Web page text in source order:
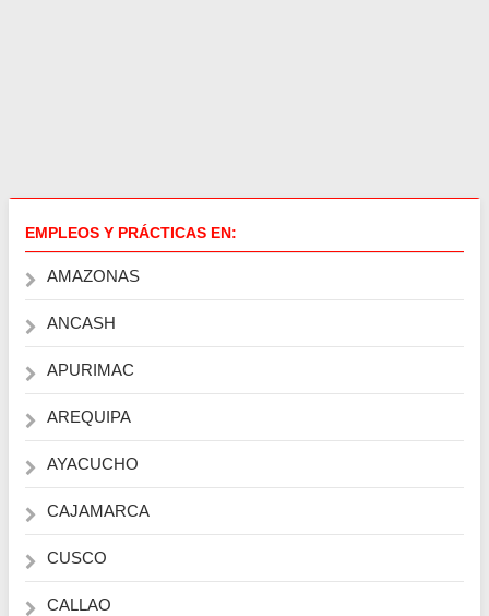
EMPLEOS Y PRÁCTICAS EN:
AMAZONAS
ANCASH
APURIMAC
AREQUIPA
AYACUCHO
CAJAMARCA
CUSCO
CALLAO